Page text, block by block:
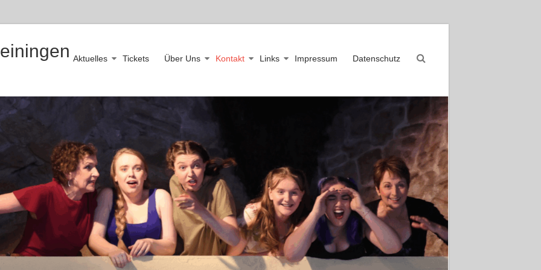
Aktuelles Tickets Über Uns Kontakt Links Impressum Datenschutz